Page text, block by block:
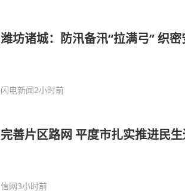
潍坊诸城：防汛备汛“拉满弓” 织密
闪电新闻2小时前
完善片区路网 平度市扎实推进民
信网3小时前